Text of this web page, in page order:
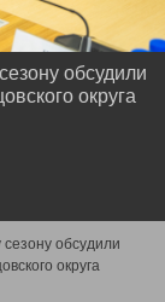
обсудили
округа
обсудили
округа